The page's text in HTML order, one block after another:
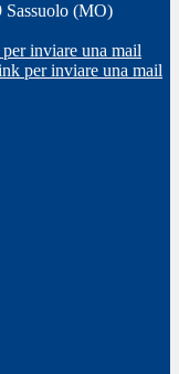
Sassuolo (MO)
inviare una mail
per inviare una mail